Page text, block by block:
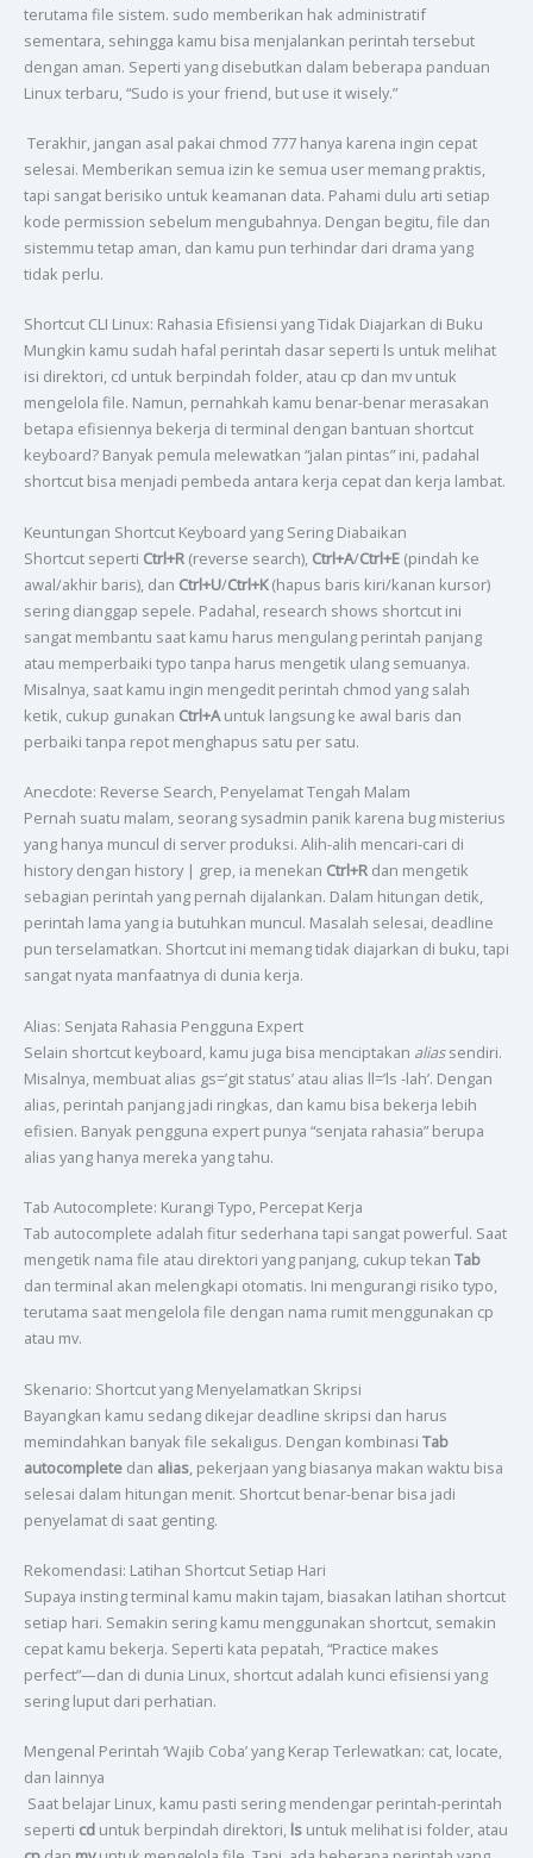
terutama file sistem. sudo memberikan hak administratif
sementara, sehingga kamu bisa menjalankan perintah tersebut
dengan aman. Seperti yang disebutkan dalam beberapa panduan
Linux terbaru, “Sudo is your friend, but use it wisely.”
Terakhir, jangan asal pakai chmod 777 hanya karena ingin cepat
selesai. Memberikan semua izin ke semua user memang praktis,
tapi sangat berisiko untuk keamanan data. Pahami dulu arti setiap
kode permission sebelum mengubahnya. Dengan begitu, file dan
sistemmu tetap aman, dan kamu pun terhindar dari drama yang
tidak perlu.
Shortcut CLI Linux: Rahasia Efisiensi yang Tidak Diajarkan di Buku
Mungkin kamu sudah hafal perintah dasar seperti ls untuk melihat
isi direktori, cd untuk berpindah folder, atau cp dan mv untuk
mengelola file. Namun, pernahkah kamu benar-benar merasakan
betapa efisiennya bekerja di terminal dengan bantuan shortcut
keyboard? Banyak pemula melewatkan “jalan pintas” ini, padahal
shortcut bisa menjadi pembeda antara kerja cepat dan kerja lambat.
Keuntungan Shortcut Keyboard yang Sering Diabaikan
Shortcut seperti Ctrl+R(reverse search), Ctrl+A/Ctrl+E(pindah ke
awal/akhir baris), dan Ctrl+U/Ctrl+K(hapus baris kiri/kanan kursor)
sering dianggap sepele. Padahal, research shows shortcut ini
sangat membantu saat kamu harus mengulang perintah panjang
atau memperbaiki typo tanpa harus mengetik ulang semuanya.
Misalnya, saat kamu ingin mengedit perintah chmod yang salah
ketik, cukup gunakan Ctrl+Auntuk langsung ke awal baris dan
perbaiki tanpa repot menghapus satu per satu.
Anecdote: Reverse Search, Penyelamat Tengah Malam
Pernah suatu malam, seorang sysadmin panik karena bug misterius
yang hanya muncul di server produksi. Alih-alih mencari-cari di
history dengan history | grep, ia menekan Ctrl+Rdan mengetik
sebagian perintah yang pernah dijalankan. Dalam hitungan detik,
perintah lama yang ia butuhkan muncul. Masalah selesai, deadline
pun terselamatkan. Shortcut ini memang tidak diajarkan di buku, tapi
sangat nyata manfaatnya di dunia kerja.
Alias: Senjata Rahasia Pengguna Expert
Selain shortcut keyboard, kamu juga bisa menciptakan aliassendiri.
Misalnya, membuat alias gs=’git status’ atau alias ll=’ls -lah’. Dengan
alias, perintah panjang jadi ringkas, dan kamu bisa bekerja lebih
efisien. Banyak pengguna expert punya “senjata rahasia” berupa
alias yang hanya mereka yang tahu.
Tab Autocomplete: Kurangi Typo, Percepat Kerja
Tab autocomplete adalah fitur sederhana tapi sangat powerful. Saat
mengetik nama file atau direktori yang panjang, cukup tekan Tab
dan terminal akan melengkapi otomatis. Ini mengurangi risiko typo,
terutama saat mengelola file dengan nama rumit menggunakan cp
atau mv.
Skenario: Shortcut yang Menyelamatkan Skripsi
Bayangkan kamu sedang dikejar deadline skripsi dan harus
memindahkan banyak file sekaligus. Dengan kombinasi Tab
autocompletedan alias, pekerjaan yang biasanya makan waktu bisa
selesai dalam hitungan menit. Shortcut benar-benar bisa jadi
penyelamat di saat genting.
Rekomendasi: Latihan Shortcut Setiap Hari
Supaya insting terminal kamu makin tajam, biasakan latihan shortcut
setiap hari. Semakin sering kamu menggunakan shortcut, semakin
cepat kamu bekerja. Seperti kata pepatah, “Practice makes
perfect”—dan di dunia Linux, shortcut adalah kunci efisiensi yang
sering luput dari perhatian.
Mengenal Perintah ‘Wajib Coba’ yang Kerap Terlewatkan: cat, locate,
dan lainnya
Saat belajar Linux, kamu pasti sering mendengar perintah-perintah
seperti cduntuk berpindah direktori, lsuntuk melihat isi folder, atau